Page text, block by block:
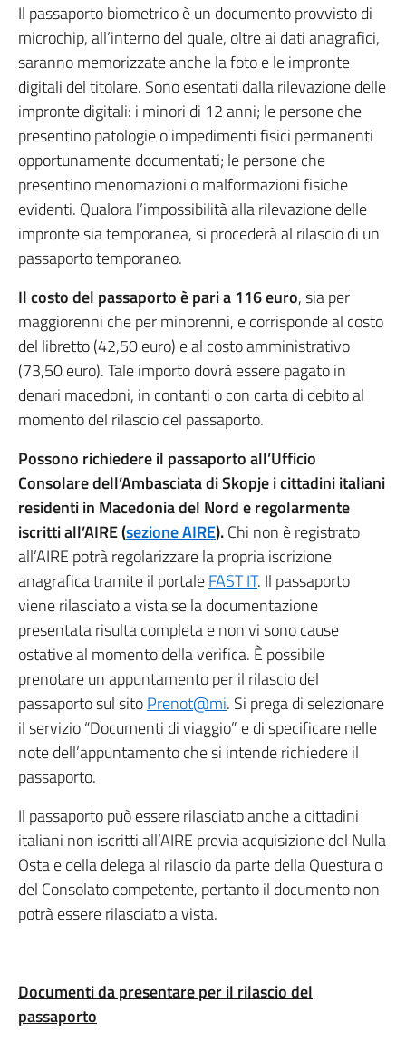
Il passaporto biometrico è un documento provvisto di
microchip, all’interno del quale, oltre ai dati anagrafici,
saranno memorizzate anche la foto e le impronte
digitali del titolare. Sono esentati dalla rilevazione delle
impronte digitali: i minori di 12 anni; le persone che
presentino patologie o impedimenti fisici permanenti
opportunamente documentati; le persone che
presentino menomazioni o malformazioni fisiche
evidenti. Qualora l’impossibilità alla rilevazione delle
impronte sia temporanea, si procederà al rilascio di un
passaporto temporaneo.
Il costo del passaporto è pari a 116 euro, sia per
maggiorenni che per minorenni, e corrisponde al costo
del libretto (42,50 euro) e al costo amministrativo
(73,50 euro). Tale importo dovrà essere pagato in
denari macedoni, in contanti o con carta di debito al
momento del rilascio del passaporto.
Possono richiedere il passaporto all’Ufficio
Consolare dell’Ambasciata di Skopje i cittadini italiani
residenti in Macedonia del Nord e regolarmente
iscritti all’AIRE (sezione AIRE).Chi non è registrato
all’AIRE potrà regolarizzare la propria iscrizione
anagrafica tramite il portaleFAST IT. Il passaporto
viene rilasciato a vista se la documentazione
presentata risulta completa e non vi sono cause
ostative al momento della verifica. È possibile
prenotare un appuntamento per il rilascio del
passaporto sul sitoPrenot@mi. Si prega di selezionare
il servizio “Documenti di viaggio” e di specificare nelle
note dell’appuntamento che si intende richiedere il
passaporto.
Il passaporto può essere rilasciato anche a cittadini
italiani non iscritti all’AIRE previa acquisizione del Nulla
Osta e della delega al rilascio da parte della Questura o
del Consolato competente, pertanto il documento non
potrà essere rilasciato a vista.
Documenti da presentare per il rilascio del
passaporto